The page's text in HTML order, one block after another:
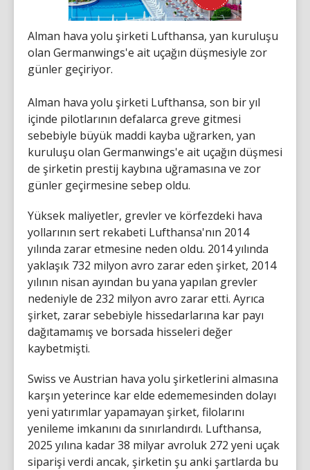
Alman hava yolu şirketi Lufthansa, yan kuruluşu
olan Germanwings'e ait uçağın düşmesiyle zor
günler geçiriyor.
Alman hava yolu şirketi Lufthansa, son bir yıl
içinde pilotlarının defalarca greve gitmesi
sebebiyle büyük maddi kayba uğrarken, yan
kuruluşu olan Germanwings'e ait uçağın düşmesi
de şirketin prestij kaybına uğramasına ve zor
günler geçirmesine sebep oldu.
Yüksek maliyetler, grevler ve körfezdeki hava
yollarının sert rekabeti Lufthansa'nın 2014
yılında zarar etmesine neden oldu. 2014 yılında
yaklaşık 732 milyon avro zarar eden şirket, 2014
yılının nisan ayından bu yana yapılan grevler
nedeniyle de 232 milyon avro zarar etti. Ayrıca
şirket, zarar sebebiyle hissedarlarına kar payı
dağıtamamış ve borsada hisseleri değer
kaybetmişti.
Swiss ve Austrian hava yolu şirketlerini almasına
karşın yeterince kar elde edememesinden dolayı
yeni yatırımlar yapamayan şirket, filolarını
yenileme imkanını da sınırlandırdı. Lufthansa,
2025 yılına kadar 38 milyar avroluk 272 yeni uçak
siparişi verdi ancak, şirketin şu anki şartlarda bu